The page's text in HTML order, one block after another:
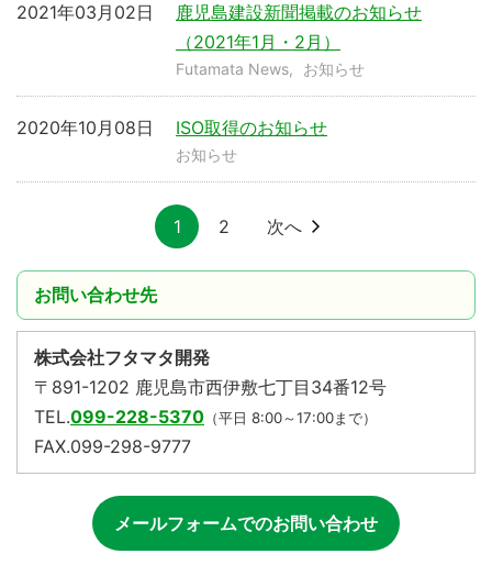
鹿児島建設新聞掲載のお知らせ
（2021年1月・2月）
2021年03月02日
Futamata News お知らせ
ISO取得のお知らせ
2020年10月08日
お知らせ
1 2 次へ
お問い合わせ先
株式会社フタマタ開発
〒891-1202 鹿児島市西伊敷七丁目34番12号
TEL.099-228-5370 （平日 8:00～17:00まで）
FAX.099-298-9777
メールフォームでのお問い合わせ